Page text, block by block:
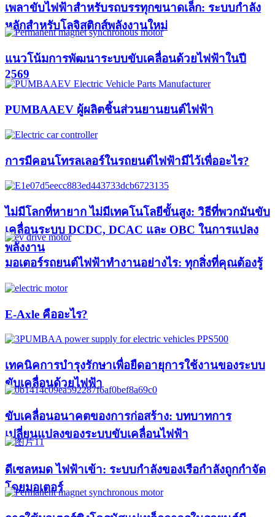
เพลาขับไฟฟ้าสำหรับรถบรรทุกขนาดเล็ก: ระบบกำลัง
หลักสำหรับโลจิสติกส์พลังงานใหม่
แนวโน้มการพัฒนาระบบขับเคลื่อนด้วยไฟฟ้าในปี
2569
PUMBAAEV ผู้ผลิตชิ้นส่วนยานยนต์ไฟฟ้า
การมีคอนโทรลเลอร์ในรถยนต์ไฟฟ้ามีไว้เพื่ออะไร?
ไม่มีโลกที่หายาก ไม่มีเทคโนโลยีขั้นสูง: วิธีที่พวกมันขับ
เคลื่อนระบบ DCDC, DCAC และ OBC ในการแปลง
พลังงาน
มอเตอร์รถยนต์ไฟฟ้าทำงานอย่างไร: ทุกสิ่งที่คุณต้องรู้
E-Axle คืออะไร?
เทคนิคการบำรุงรักษาเพื่อยืดอายุการใช้งานของระบบ
ขับเคลื่อนด้วยไฟฟ้า
ขับเคลื่อนอนาคตของการก่อสร้าง: บทบาทการ
เปลี่ยนแปลงของระบบขับเคลื่อนไฟฟ้า
ดีเซลหมด ไฟฟ้าเข้า: ระบบกำลังของเรือกำลังถูกกำจัด
โดยมอเตอร์